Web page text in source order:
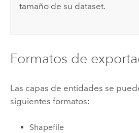
tamaño de su dataset.
Formatos de
Las capas de entidades se
siguientes formatos:
Shapefile